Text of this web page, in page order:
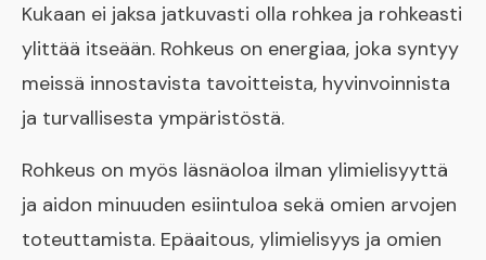
Kukaan ei jaksa jatkuvasti olla rohkea ja rohkeasti
ylittää itseään. Rohkeus on energiaa, joka syntyy
meissä innostavista tavoitteista, hyvinvoinnista
ja turvallisesta ympäristöstä.
Rohkeus on myös läsnäoloa ilman ylimielisyyttä
ja aidon minuuden esiintuloa sekä omien arvojen
toteuttamista. Epäaitous, ylimielisyys ja omien